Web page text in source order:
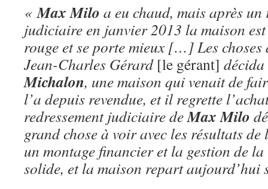
«Max Milo a eu chaud, mais après un
judiciaire en janvier 2013 la maison
rouge et se porte mieux […] Les
Jean-Charles Gérard [le gérant]
Michalon, une maison qui venait de
l’a depuis revendue, et il regrette
redressement judiciaire deMax Milo
grand chose à voir avec les résultats
un montage financier et la gestion de
solide, et la maison repart aujourd’hui